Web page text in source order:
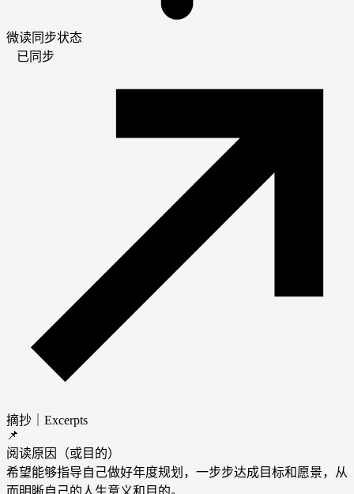
微读同步状态
已同步
摘抄｜Excerpts
📌
阅读原因（或目的）
希望能够指导自己做好年度规划，一步步达成目标和愿景，从
而明晰自己的人生意义和目的。